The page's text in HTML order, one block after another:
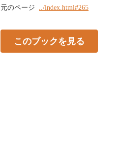
元のページ ../index.html#265
このブックを見る